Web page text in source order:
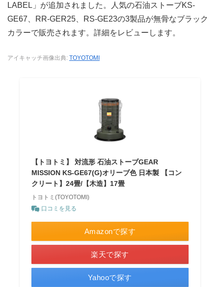
LABEL」が追加されました。人気の石油ストーブKS-
GE67、RR-GER25、RS-GE23の3製品が無骨なブラック
カラーで販売されます。詳細をレビューします。
アイキャッチ画像出典: TOYOTOMI
【トヨトミ】 対流形 石油ストーブGEAR
MISSION KS-GE67(G)オリーブ色 日本製 【コン
クリート】24畳/【木造】17畳
トヨトミ(TOYOTOMI)
口コミを見る
Amazonで探す
楽天で探す
Yahooで探す